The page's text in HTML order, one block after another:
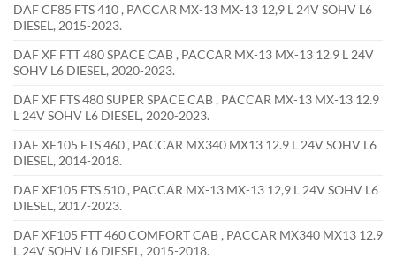
DAF CF85 FTS 410 , PACCAR MX-13 MX-13 12,9 L 24V SOHV L6
DIESEL, 2015-2023.
DAF XF FTT 480 SPACE CAB , PACCAR MX-13 MX-13 12.9 L 24V
SOHV L6 DIESEL, 2020-2023.
DAF XF FTS 480 SUPER SPACE CAB , PACCAR MX-13 MX-13 12.9
L 24V SOHV L6 DIESEL, 2020-2023.
DAF XF105 FTS 460 , PACCAR MX340 MX13 12.9 L 24V SOHV L6
DIESEL, 2014-2018.
DAF XF105 FTS 510 , PACCAR MX-13 MX-13 12,9 L 24V SOHV L6
DIESEL, 2017-2023.
DAF XF105 FTT 460 COMFORT CAB , PACCAR MX340 MX13 12.9
L 24V SOHV L6 DIESEL, 2015-2018.